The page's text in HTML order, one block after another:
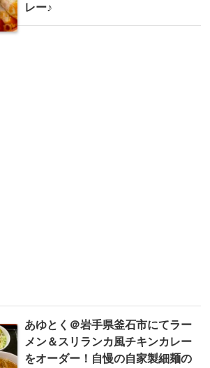
レー♪
あゆとく＠岩手県釜石市にてラー
メン＆スリランカ風チキンカレー
をオーダー！自慢の自家製細麺の